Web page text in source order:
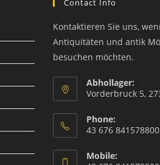
Contact Info
Kontaktieren Sie uns,
Antiquitäten und antik
besuchen möchten.
Abhollager:
Vorderbruck 5,
Phone:
43 676 841578800
Mobile: